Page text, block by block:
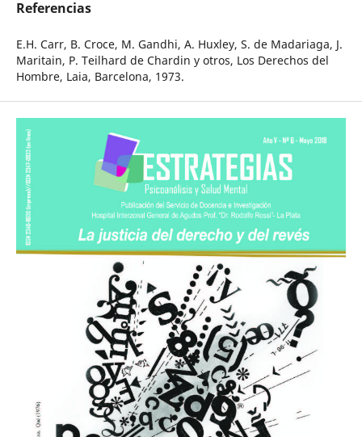
Referencias
E.H. Carr, B. Croce, M. Gandhi, A. Huxley, S. de Madariaga, J.
Maritain, P. Teilhard de Chardin y otros, Los Derechos del
Hombre, Laia, Barcelona, 1973.